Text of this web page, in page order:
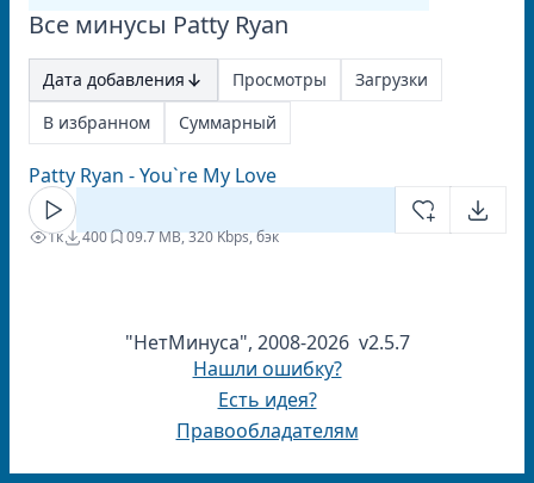
Все минусы Patty Ryan
Дата добавления Просмотры
Загрузки
В избранном
Суммарный
Patty Ryan - You`re My Love
1к 400 09.7 MB, 320 Kbps, бэк
"НетМинуса", 2008-2026 v2.5.7
Нашли ошибку?
Есть идея?
Правообладателям